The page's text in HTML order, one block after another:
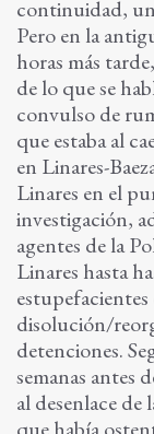
continuidad,
Pero en la
horas más
de lo que se
convulso de
que estaba al
en Linares-
Linares en el
investigación,
agentes de la
Linares hasta
disolución/
detenciones.
semanas antes
al desenlace